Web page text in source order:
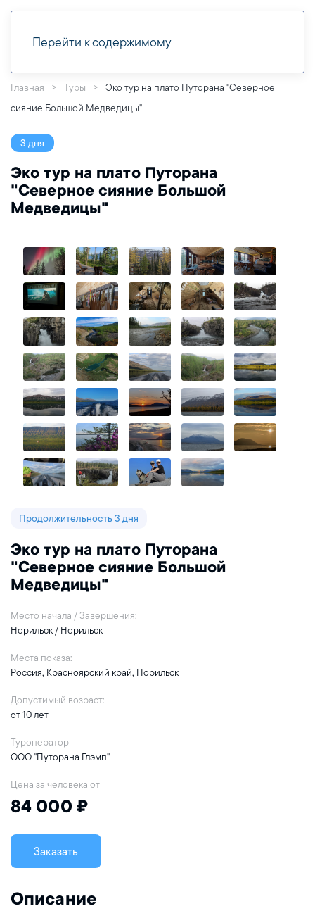
Перейти к содержимому
Главная Туры
Эко тур на плато Путорана "Северное
сияние Большой Медведицы"
3 дня
Эко тур на плато Путорана
"Северное сияние Большой
Медведицы"
Продолжительность 3 дня
Эко тур на плато Путорана
"Северное сияние Большой
Медведицы"
Место начала / Завершения:
Норильск / Норильск
Места показа:
Россия, Красноярский край, Норильск
Допустимый возраст:
от 10 лет
Туроператор
ООО "Путорана Глэмп"
Цена за человека от
84 000 ₽
Заказать
Описание